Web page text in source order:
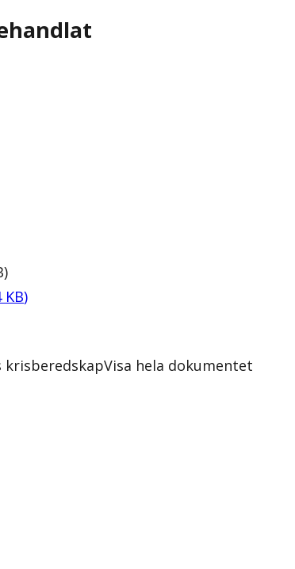
)
KB)
krisberedskapVisa hela dokumentet